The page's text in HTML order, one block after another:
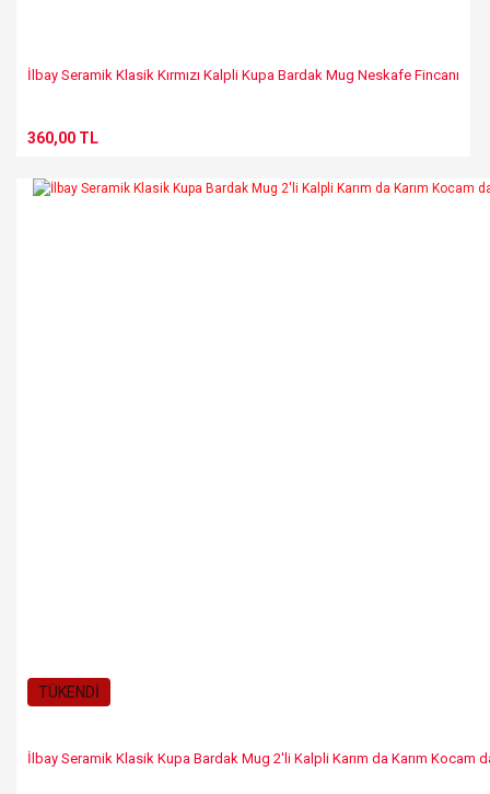
İlbay Seramik Klasik Kırmızı Kalpli Kupa Bardak Mug Neskafe Fincanı
360,00 TL
TÜKENDİ
İlbay Seramik Klasik Kupa Bardak Mug 2'li Kalpli Karım da Karım Kocam